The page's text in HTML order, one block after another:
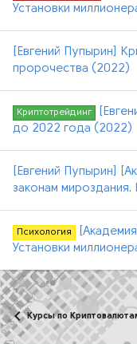
Установки
[Евгений Пупырин]
пророчества (2022)
Криптотрейдинг
до 2022 года (2022)
[Евгений Пупырин]
законам
Психология
Установки
Курсы по